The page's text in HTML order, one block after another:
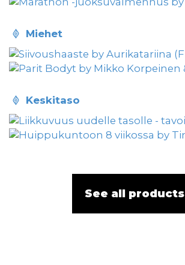
miehet
keskitaso
See all products